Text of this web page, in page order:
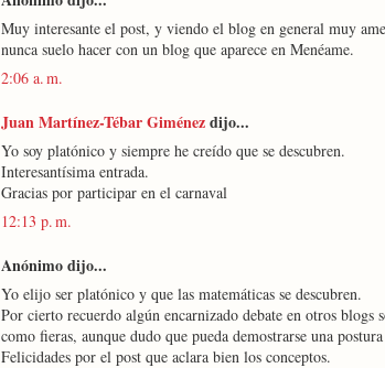
Muy interesante el post, y viendo el blog en general muy
nunca suelo hacer con un blog que aparece en Menéame.
2:06 a. m.
Juan Martínez-Tébar Giménezdijo...
Yo soy platónico y siempre he creído que se descubren.
Interesantísima entrada.
Gracias por participar en el carnaval
12:13 p. m.
Anónimo dijo...
Yo elijo ser platónico y que las matemáticas se descubren.
Por cierto recuerdo algún encarnizado debate en otros blogs
como fieras, aunque dudo que pueda demostrarse una
Felicidades por el post que aclara bien los conceptos.